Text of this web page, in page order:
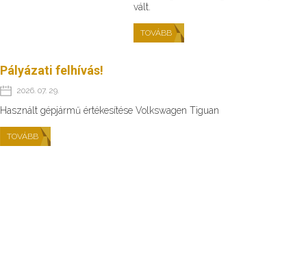
vált.
TOVÁBB
Pályázati felhívás!
2026. 07. 29.
Használt gépjármű értékesítése Volkswagen Tiguan
TOVÁBB